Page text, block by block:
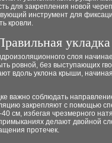
для закрепления новой
инструмент для
кровли.
слоя
ровной, без выступающих
вдоль уклона крыши,
важно соблюдать
закрепляют с помощью
см, избегая чрезмерного
делают двойной
протечек.